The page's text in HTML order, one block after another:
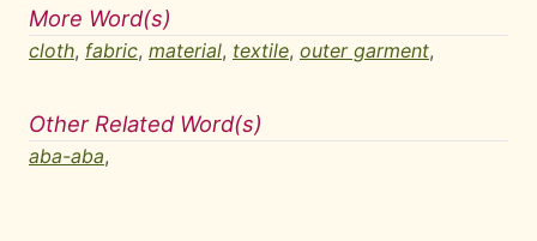
More Word(s)
cloth, fabric, material, textile, outer garment,
Other Related Word(s)
aba-aba,